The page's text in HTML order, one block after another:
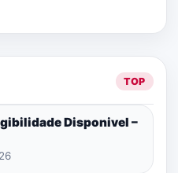
TOP
Disponivel –